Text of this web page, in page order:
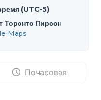
(UTC-5)
Торонто Пирсон
Maps